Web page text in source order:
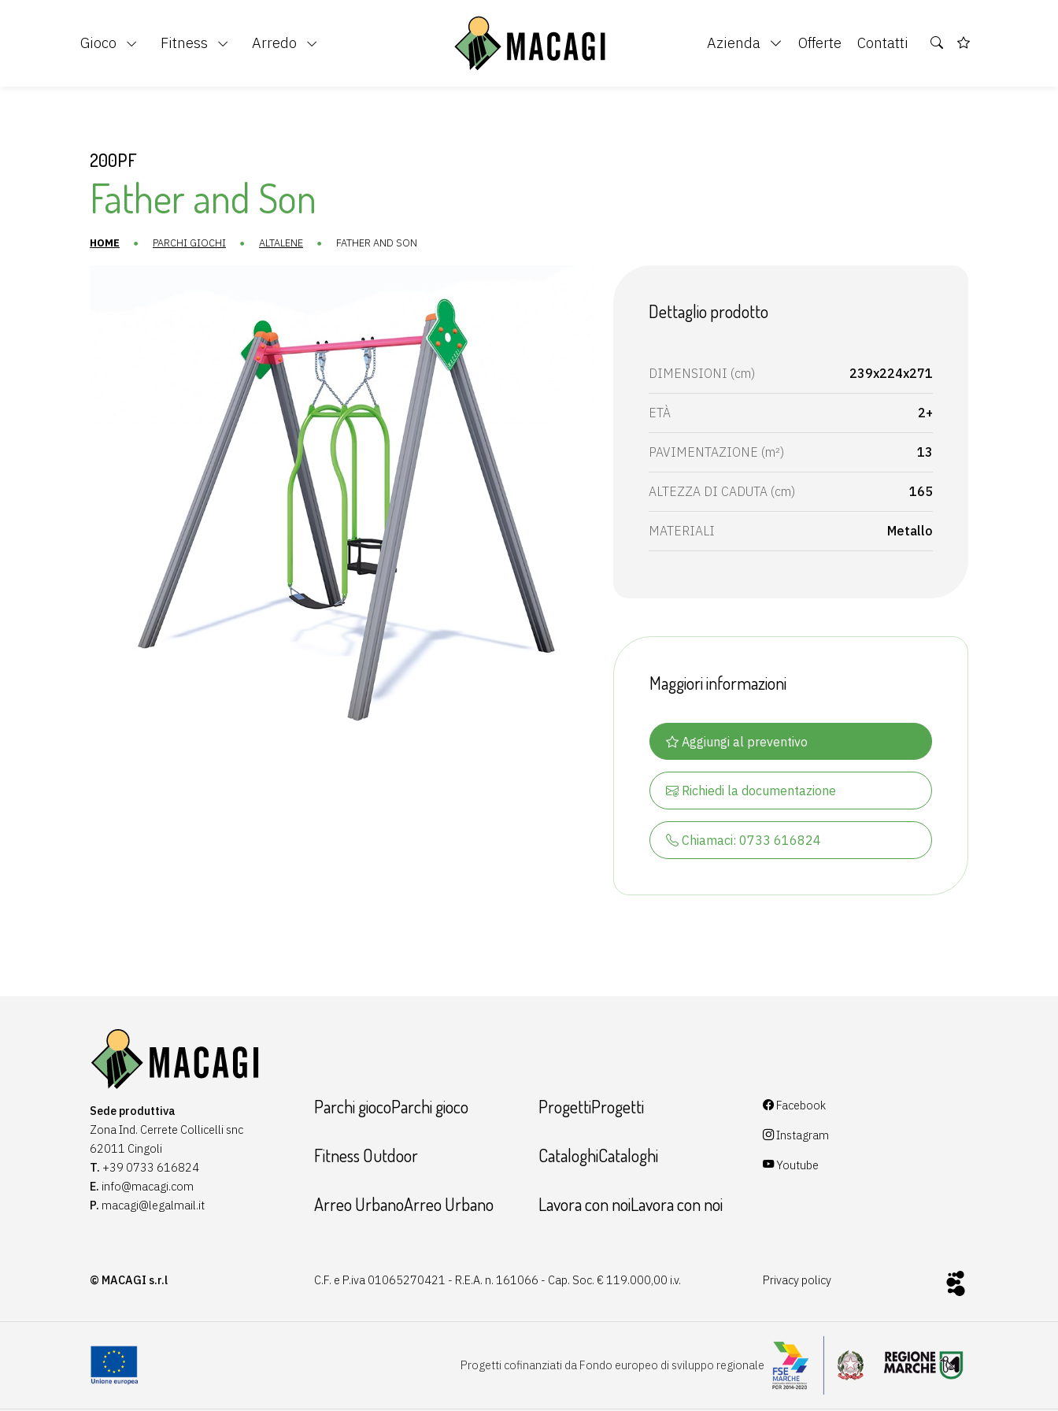
Gioco Fitness Arredo Azienda Offerte Contatti
200PF
Father and Son
HOME PARCHI GIOCHI ALTALENE FATHER AND SON
Dettaglio prodotto
DIMENSIONI (cm) 239x224x271
ETÀ 2+
PAVIMENTAZIONE (m²) 13
ALTEZZA DI CADUTA (cm) 165
MATERIALI Metallo
Maggiori informazioni
Aggiungi al preventivo
Richiedi la documentazione
Chiamaci: 0733 616824
Sede produttiva
Zona Ind. Cerrete Collicelli snc
62011 Cingoli
T. +39 0733 616824
E. info@macagi.com
P. macagi@legalmail.it
Parchi giocoParchi gioco
Fitness Outdoor
Arreo UrbanoArreo Urbano
ProgettiProgetti
CataloghiCataloghi
Lavora con noiLavora con noi
Facebook
Instagram
Youtube
© MACAGI s.r.l C.F. e P.iva 01065270421 - R.E.A. n. 161066 - Cap. Soc. € 119.000,00 i.v. Privacy policy
Progetti cofinanziati da Fondo europeo di sviluppo regionale